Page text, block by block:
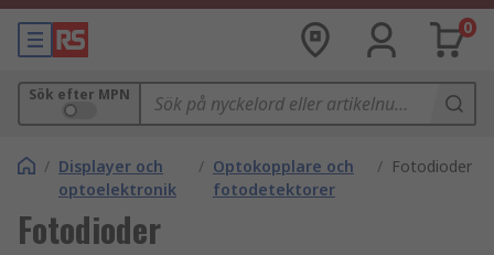
0
Sök efter MPN
/ Displayer och
optoelektronik
/ Optokopplare och
fotodetektorer
/ Fotodioder
Fotodioder